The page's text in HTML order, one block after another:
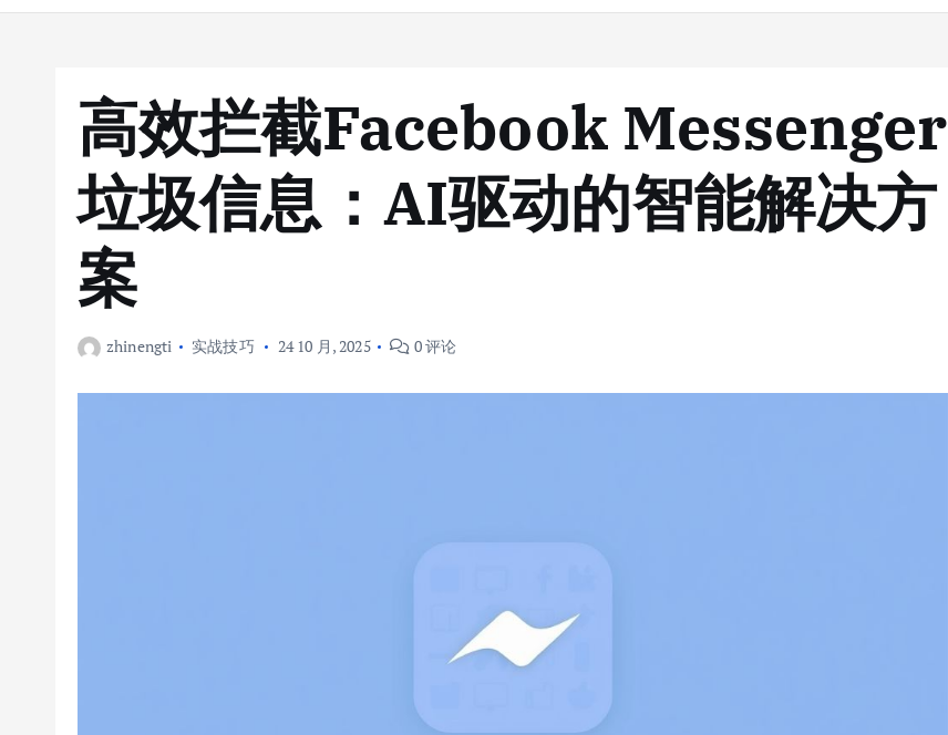
高效拦截Facebook Messenger
垃圾信息：AI驱动的智能解决方
案
zhinengti 实战技巧 24 10 月, 2025 0 评论